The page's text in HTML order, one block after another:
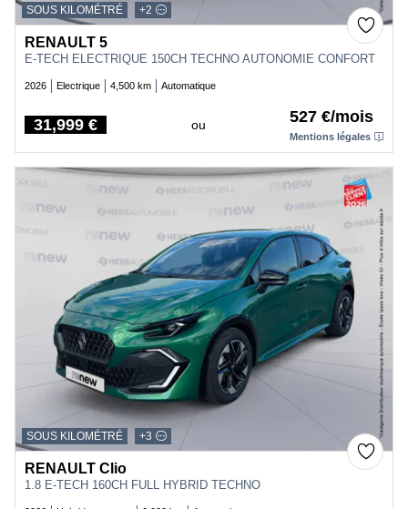
SOUS KILOMÉTRÉ +2
RENAULT 5
E-TECH ELECTRIQUE 150CH TECHNO AUTONOMIE CONFORT
2026 Electrique 4,500 km Automatique
Price
31,999 € ou 527 €/mois
Mentions légales
SOUS KILOMÉTRÉ +3
RENAULT Clio
1.8 E-TECH 160CH FULL HYBRID TECHNO